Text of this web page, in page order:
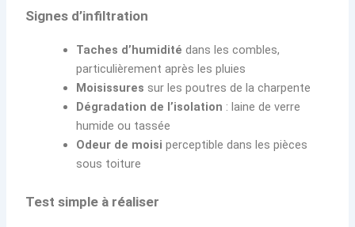
Signes d’infiltration
Taches d’humidité dans les combles,
particulièrement après les pluies
Moisissures sur les poutres de la charpente
Dégradation de l’isolation : laine de verre
humide ou tassée
Odeur de moisi perceptible dans les pièces
sous toiture
Test simple à réaliser